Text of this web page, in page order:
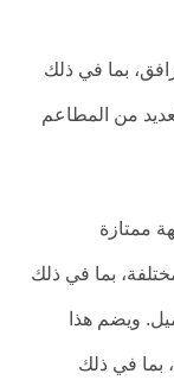
بما في ذلك
من المطاعم
ممتازة
بما في ذلك
ويضم هذا
بما في ذلك